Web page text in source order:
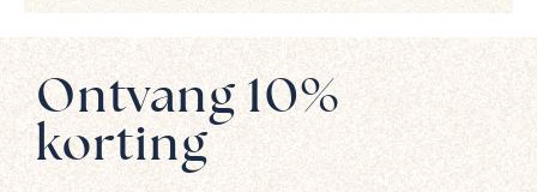
Ontvang 10%
korting